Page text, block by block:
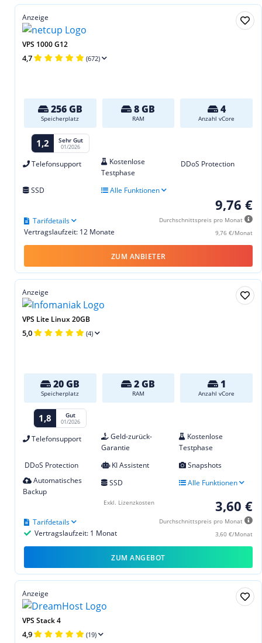
Anzeige
VPS 1000 G12
4,7 (672)
256 GB
Speicherplatz
8 GB
RAM
4
Anzahl vCore
1,2 Sehr Gut
01/2026
Telefonsupport
Kostenlose
Testphase
DDoS Protection
SSD Alle Funktionen
9,76 €
Durchschnittspreis pro Monat
9,76 €/Monat
Vertragslaufzeit: 12 Monate
Tarifdetails
ZUM ANBIETER
Anzeige
VPS Lite Linux 20GB
5,0 (4)
20 GB
Speicherplatz
2 GB
RAM
1
Anzahl vCore
1,8 Gut
01/2026
Telefonsupport
Geld-zurück-
Garantie
Kostenlose
Testphase
DDoS Protection
KI Assistent
Snapshots
Automatisches
Backup
SSD Alle Funktionen
3,60 €
Durchschnittspreis pro Monat
3,60 €/Monat
Vertragslaufzeit: 1 Monat
Tarifdetails
Exkl. Lizenzkosten
ZUM ANGEBOT
Anzeige
VPS Stack 4
4,9 (19)